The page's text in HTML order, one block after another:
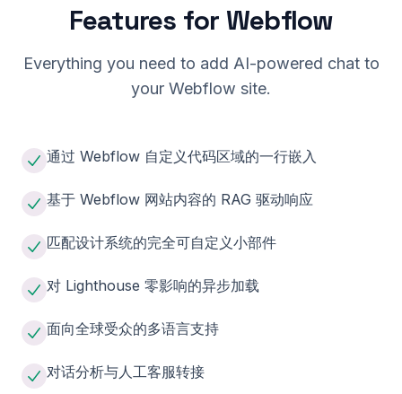
Features for Webflow
Everything you need to add AI-powered chat to
your Webflow site.
通过 Webflow 自定义代码区域的一行嵌入
基于 Webflow 网站内容的 RAG 驱动响应
匹配设计系统的完全可自定义小部件
对 Lighthouse 零影响的异步加载
面向全球受众的多语言支持
对话分析与人工客服转接